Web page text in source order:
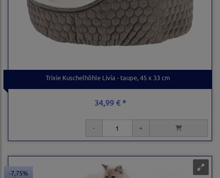
Trixie Kuschelhöhle Livia - taupe, 45 x 33 cm
34,99 € *
-7,75%